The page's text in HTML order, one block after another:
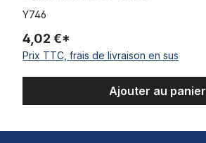
Y746
4,02 €*
Prix TTC, frais de livraison en sus
Ajouter au panier